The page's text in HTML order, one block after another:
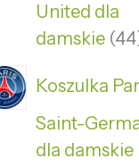
United dla
damskie 44
Koszulka
Saint-
dla damskie